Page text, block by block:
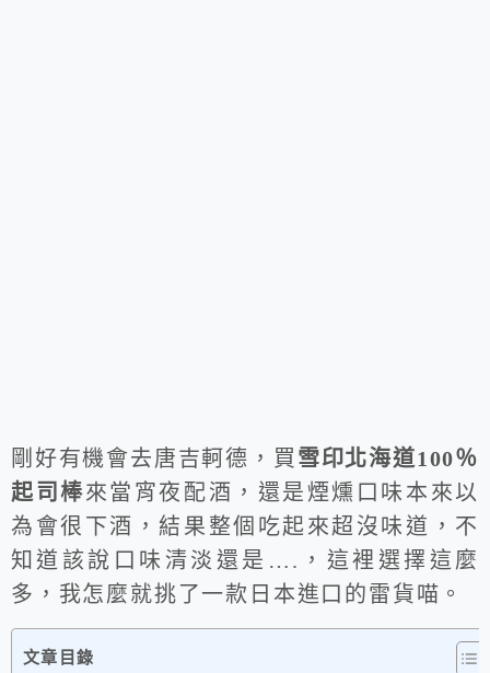
剛好有機會去唐吉軻德，買 雪印北海道100％
起司棒來當宵夜配酒，還是煙燻口味本來以
為會很下酒，結果整個吃起來超沒味道，不
知道該說口味清淡還是….，這裡選擇這麼
多，我怎麼就挑了一款日本進口的雷貨喵。
文章目錄